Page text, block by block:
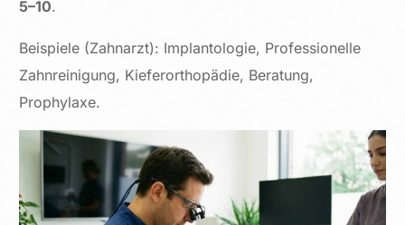
5–10.
Beispiele (Zahnarzt): Implantologie, Professionelle
Zahnreinigung, Kieferorthopädie, Beratung,
Prophylaxe.